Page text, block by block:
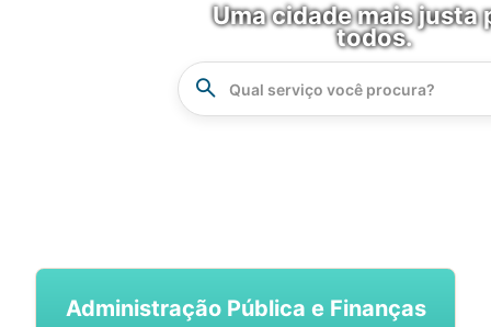
Uma cidade mais justa
todos.
Administração Pública e Finanças